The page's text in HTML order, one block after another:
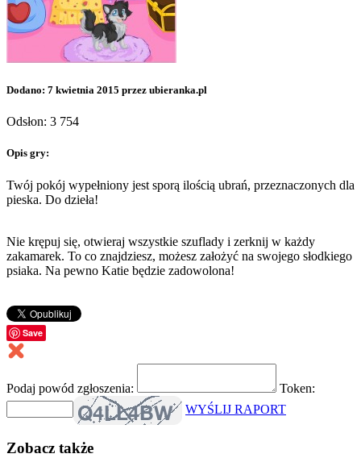
Dodano: 7 kwietnia 2015 przez ubieranka.pl
Odsłon: 3 754
Opis gry:
Twój pokój wypełniony jest sporą ilością ubrań, przeznaczonych dla
pieska. Do dzieła!
Nie krępuj się, otwieraj wszystkie szuflady i zerknij w każdy
zakamarek. To co znajdziesz, możesz założyć na swojego słodkiego
psiaka. Na pewno Katie będzie zadowolona!
Save
Podaj powód zgłoszenia:
Token:
WYŚLIJ RAPORT
Zobacz także